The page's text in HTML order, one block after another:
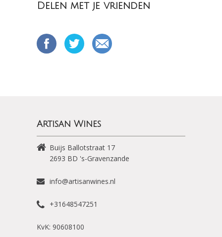
Delen met je vrienden
Artisan Wines
Buijs Ballotstraat 17
2693 BD 's-Gravenzande
info@artisanwines.nl
+31648547251
KvK: 90608100